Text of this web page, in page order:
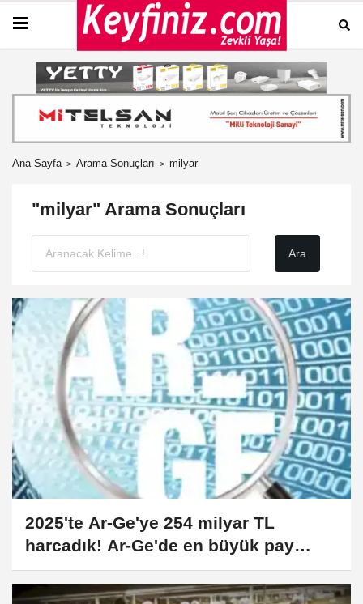
Ana Sayfa Arama Sonuçları milyar
"milyar" Arama Sonuçları
2025'te Ar-Ge'ye 254 milyar TL
harcadık! Ar-Ge'de en büyük pay
üniversitelere